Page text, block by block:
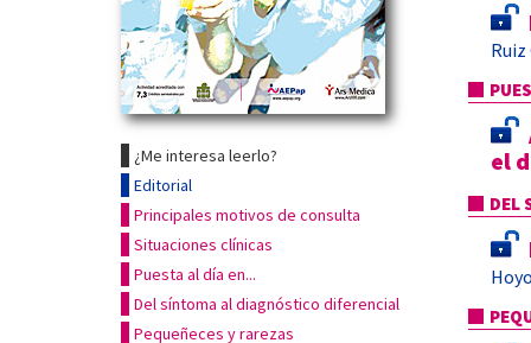
¿Me interesa leerlo?
Editorial
Principales motivos de consulta
Situaciones clínicas
Puesta al día en...
Del síntoma al diagnóstico diferencial
Pequeñeces y rarezas
el
DEL